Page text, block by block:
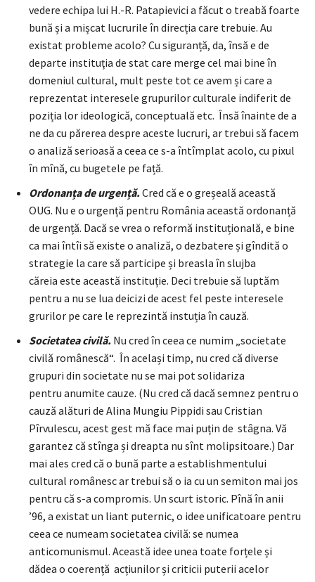
vedere echipa lui H.-R. Patapievici a făcut o treabă foarte
bună și a mișcat lucrurile în direcția care trebuie. Au
existat probleme acolo? Cu siguranță, da, însă e de
departe instituţia de stat care merge cel mai bine în
domeniul cultural, mult peste tot ce avem și care a
reprezentat interesele grupurilor culturale indiferit de
poziția lor ideologică, conceptuală etc. Însă înainte de a
ne da cu părerea despre aceste lucruri, ar trebui să facem
o analiză serioasă a ceea ce s-a întîmplat acolo, cu pixul
în mînă, cu bugetele pe față.
Ordonanța de urgență.Cred că e o greșeală această
OUG. Nu e o urgență pentru România această ordonanță
de urgență. Dacă se vrea o reformă instituțională, e bine
ca mai întîi să existe o analiză, o dezbatere și gîndită o
strategie la care să participe și breasla în slujba
căreia este această instituție. Deci trebuie să luptăm
pentru a nu se lua deicizi de acest fel peste interesele
grurilor pe care le reprezintă instuția în cauză.
Societatea civilă. Nu cred în ceea ce numim „societate
civilă românescă“. În același timp, nu cred că diverse
grupuri din societate nu se mai pot solidariza
pentru anumite cauze. (Nu cred că dacă semnez pentru o
cauză alături de Alina Mungiu Pippidi sau Cristian
Pîrvulescu, acest gest mă face mai puțin de stâgna. Vă
garantez că stînga și dreapta nu sînt molipsitoare.) Dar
mai ales cred că o bună parte a establishmentului
cultural românesc ar trebui să o ia cu un semiton mai jos
pentru că s-a compromis. Un scurt istoric. Pînă în anii
’96, a existat un liant puternic, o idee unificatoare pentru
ceea ce numeam societatea civilă: se numea
anticomunismul. Această idee unea toate forțele și
dădea o coerență acțiunilor și criticii puterii acelor